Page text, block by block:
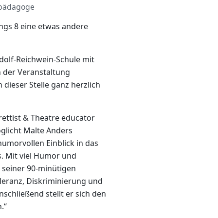
8 eine etwas andere
Reichwein-Schule mit
der Veranstaltung
Stelle ganz herzlich
& Theatre educator
Malte Anders
Einblick in das
Mit viel Humor und
90-minütigen
Diskriminierung und
stellt er sich den